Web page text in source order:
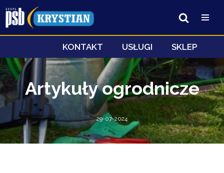
Przejdź
do
KONTAKT USŁUGI SKLEP
Artykuły ogrodnicze
29-07-2024